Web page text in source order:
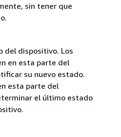
sin tener que
del dispositivo. Los
en esta parte del
su nuevo estado.
esta parte del
el último estado